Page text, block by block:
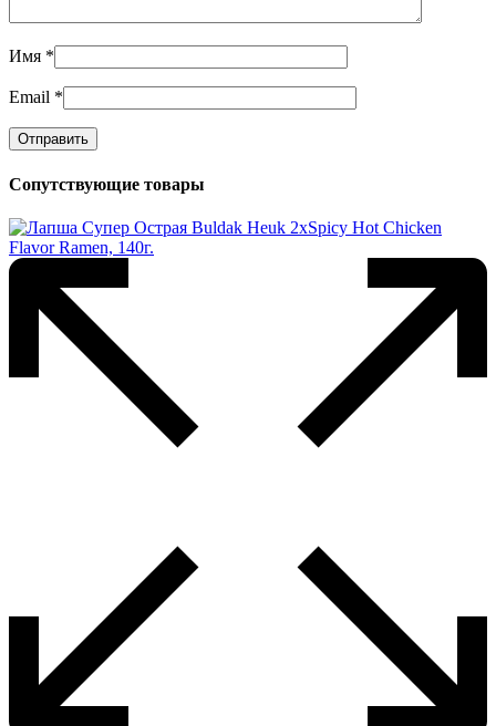
Имя *
Email *
Сопутствующие товары